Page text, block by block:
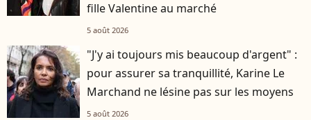
fille Valentine au marché
5 août 2026
"J'y ai toujours mis beaucoup d'argent" :
pour assurer sa tranquillité, Karine Le
Marchand ne lésine pas sur les moyens
5 août 2026